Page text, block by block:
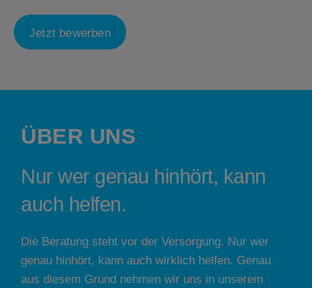
Jetzt bewerben
ÜBER UNS
Nur wer genau hinhört, kann
auch helfen.
Die Beratung steht vor der Versorgung. Nur wer
genau hinhört, kann auch wirklich helfen. Genau
aus diesem Grund nehmen wir uns in unserem